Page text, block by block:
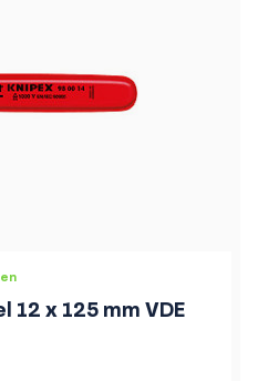
x 125 mm VDE